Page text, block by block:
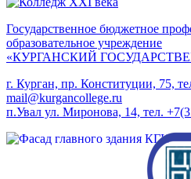
Государственное бюджетное
образовательное учреждение
«КУРГАНСКИЙ
г. Курган, пр. Конституции, 75,
mail@kurgancollege.ru
п.Увал ул. Миронова, 14, тел.